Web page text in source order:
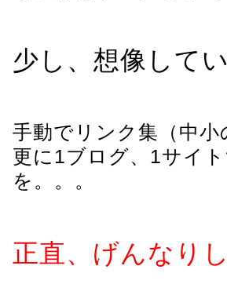
少し、想像して
手動でリンク集（中
更に1ブログ、1サイ
を。。。
正直、げんなり